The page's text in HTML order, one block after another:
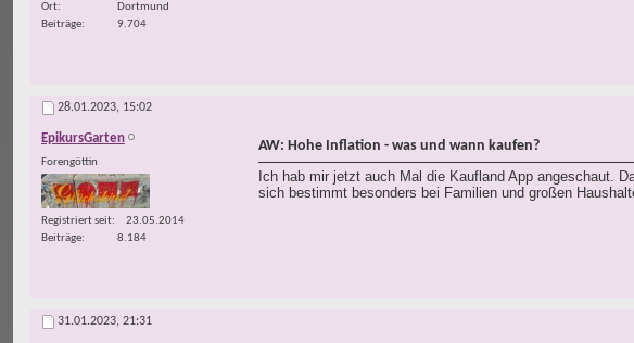
Ort
Dortmund
Beiträge
9.704
28.01.2023, 15:02
EpikursGarten
Forengöttin
Registriert seit
23.05.2014
Beiträge
8.184
AW: Hohe Inflation - was und wann kaufen?
Ich hab mir jetzt auch Mal die Kaufland App angeschaut.
sich bestimmt besonders bei Familien und großen
31.01.2023, 21:31